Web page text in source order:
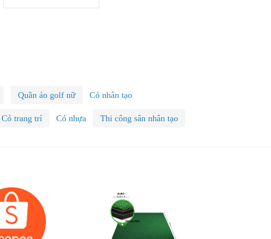
Quần áo golf nữ Cỏ nhân tạo
Cỏ trang trí Cỏ nhựa Thi công sân nhân tạo